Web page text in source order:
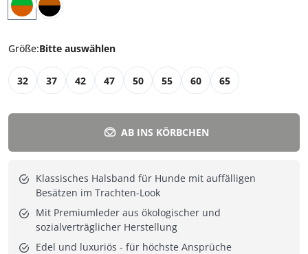
Größe:Bitte auswählen
32 37 42 47 50 55 60 65
AB INS KÖRBCHEN
Klassisches Halsband für Hunde mit auffälligen
Besätzen im Trachten-Look
Mit Premiumleder aus ökologischer und
sozialverträglicher Herstellung
Edel und luxuriös - für höchste Ansprüche